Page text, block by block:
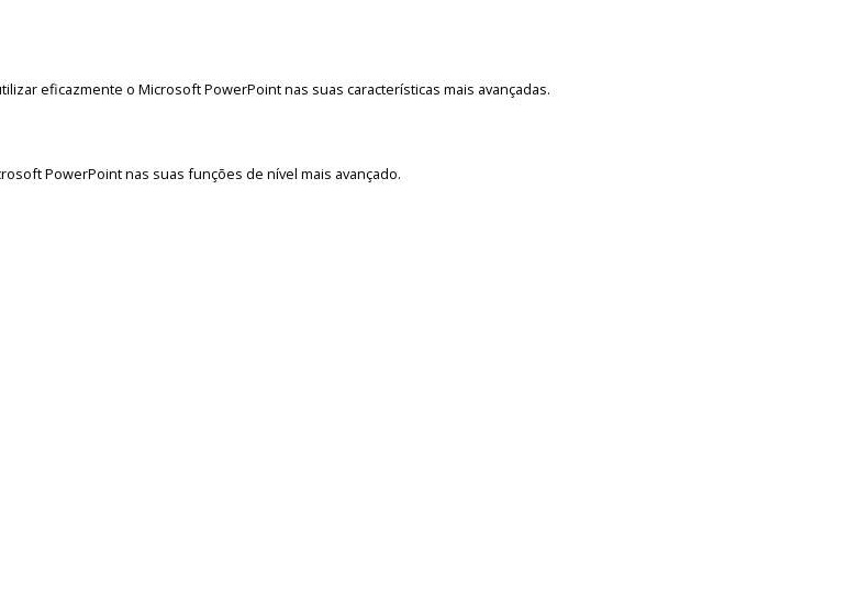
eficazmente o Microsoft PowerPoint nas suas características mais avançadas.
PowerPoint nas suas funções de nível mais avançado.